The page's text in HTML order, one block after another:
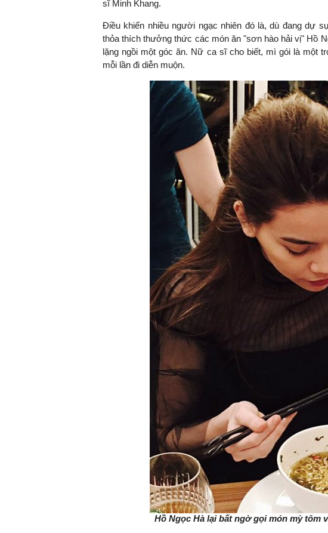
sĩ Minh Khang.
Điều khiến nhiều người ngạc nhiên đó là, dù đang dự
thỏa thích thưởng thức các món ăn "sơn hào hải vị" Hồ
lặng ngồi một góc ăn. Nữ ca sĩ cho biết, mì gói là một
mỗi lần đi diễn muộn.
Hồ Ngọc Hà lại bất ngờ gọi món mỳ tôm